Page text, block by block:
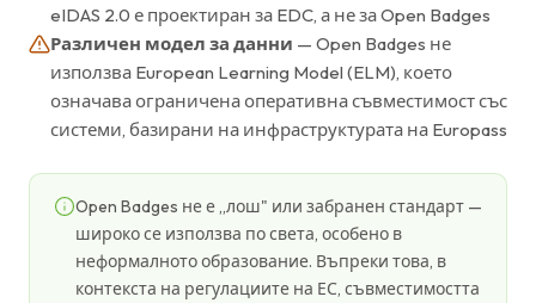
eIDAS 2.0 е проектиран за EDC, а не за Open Badges
Различен модел за данни — Open Badges не
използва European Learning Model (ELM), което
означава ограничена оперативна съвместимост със
системи, базирани на инфраструктурата на Europass
Open Badges не е „лош" или забранен стандарт —
широко се използва по света, особено в
неформалното образование. Въпреки това, в
контекста на регулациите на ЕС, съвместимостта